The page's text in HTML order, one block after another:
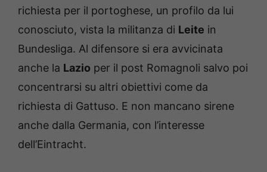
richiesta per il portoghese, un profilo da lui
conosciuto, vista la militanza di Leite in
Bundesliga. Al difensore si era avvicinata
anche la Lazio per il post Romagnoli salvo poi
concentrarsi su altri obiettivi come da
richiesta di Gattuso. E non mancano sirene
anche dalla Germania, con l’interesse
dell’Eintracht.